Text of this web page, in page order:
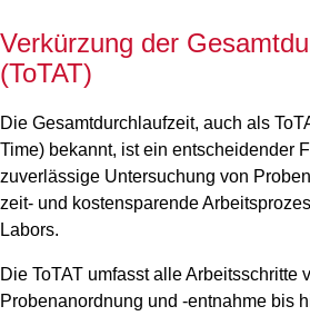
Verkürzung der
(ToTAT)
Die Gesamtdurchlaufzeit, auch als
Time) bekannt, ist ein entscheidender
zuverlässige Untersuchung von
zeit- und kostensparende
Labors.
Die ToTAT umfasst alle Arbeitsschritte
Probenanordnung und -entnahme bis